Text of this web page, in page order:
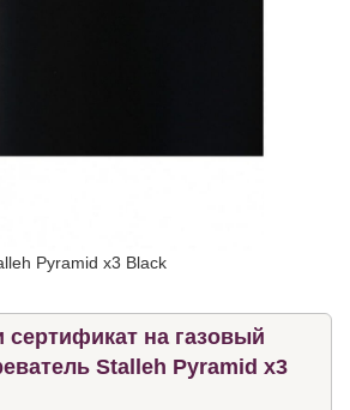
Pyramid x3 Black
сертификат на газовый
Stalleh Pyramid x3